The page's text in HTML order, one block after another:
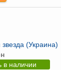
звезда (Украина)
в наличии